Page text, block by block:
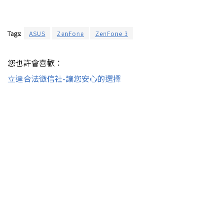
Tags: ASUS ZenFone ZenFone 3
您也許會喜歡：
立達合法徵信社-讓您安心的選擇